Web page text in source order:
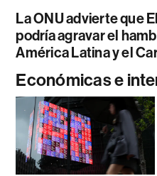
La ONU advierte que
podría agravar el
América Latina y el
Económicas e